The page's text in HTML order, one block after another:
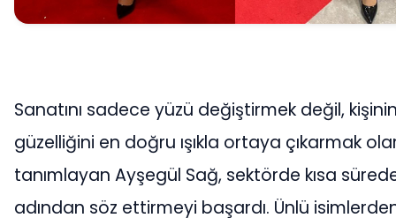
Sanatını sadece yüzü değiştirmek değil,
güzelliğini en doğru ışıkla ortaya çıkarmak
tanımlayan Ayşegül Sağ, sektörde kısa
adından söz ettirmeyi başardı. Ünlü